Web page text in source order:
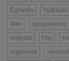
Egrando
liten
sprężarkowy
molydal
l-hv
wapniowe